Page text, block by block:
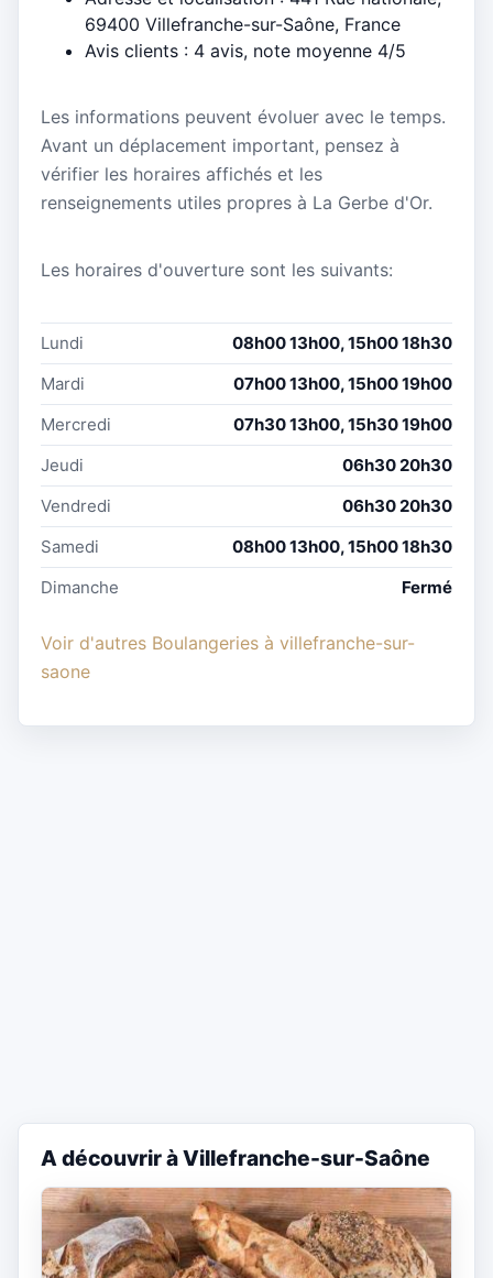
69400 Villefranche-sur-Saône, France
Avis clients : 4 avis, note moyenne 4/5
Les informations peuvent évoluer avec le temps.
Avant un déplacement important, pensez à
vérifier les horaires affichés et les
renseignements utiles propres à La Gerbe d'Or.
Les horaires d'ouverture sont les suivants:
Lundi
08h00 13h00, 15h00 18h30
Mardi
07h00 13h00, 15h00 19h00
Mercredi
07h30 13h00, 15h30 19h00
Jeudi
06h30 20h30
Vendredi
06h30 20h30
Samedi
08h00 13h00, 15h00 18h30
Dimanche
Fermé
Voir d'autres Boulangeries à villefranche-sur-
saone
A découvrir à Villefranche-sur-Saône